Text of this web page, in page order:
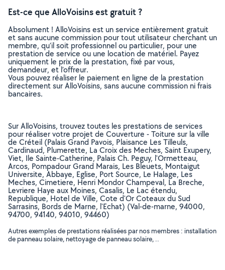
Est-ce que AlloVoisins est gratuit ?
Absolument ! AlloVoisins est un service entièrement gratuit
et sans aucune commission pour tout utilisateur cherchant un
membre, qu’il soit professionnel ou particulier, pour une
prestation de service ou une location de matériel. Payez
uniquement le prix de la prestation, fixé par vous,
demandeur, et l’offreur.
Vous pouvez réaliser le paiement en ligne de la prestation
directement sur AlloVoisins, sans aucune commission ni frais
bancaires.
Sur AlloVoisins, trouvez toutes les prestations de services
pour réaliser votre projet de Couverture - Toiture sur la ville
de Créteil (Palais Grand Pavois, Plaisance Les Tilleuls,
Cardinaud, Plumerette, La Croix des Meches, Saint Exupery,
Viet, Ile Sainte-Catherine, Palais Ch. Peguy, l'Ormetteau,
Arcos, Pompadour Grand Marais, Les Bleuets, Montaigut
Universite, Abbaye, Eglise, Port Source, Le Halage, Les
Meches, Cimetiere, Henri Mondor Champeval, La Breche,
Levriere Haye aux Moines, Casalis, Le Lac étendu,
Republique, Hotel de Ville, Cote d'Or Coteaux du Sud
Sarrasins, Bords de Marne, l'Echat) (Val-de-marne, 94000,
94700, 94140, 94010, 94460)
Autres exemples de prestations réalisées par nos membres : installation
de panneau solaire, nettoyage de panneau solaire, ..